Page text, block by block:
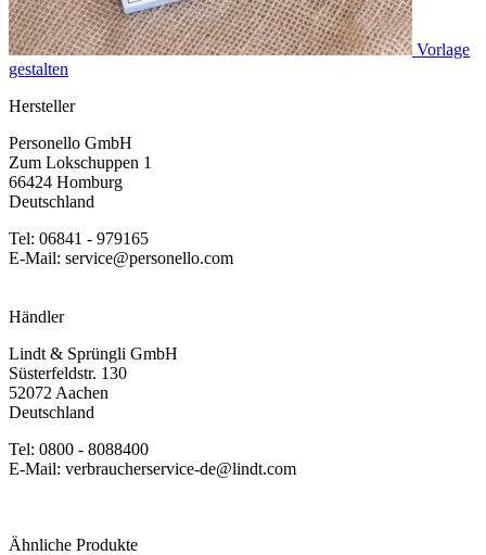
Vorlage
gestalten
Hersteller
Personello GmbH
Zum Lokschuppen 1
66424 Homburg
Deutschland
Tel: 06841 - 979165
E-Mail: service@personello.com
Händler
Lindt & Sprüngli GmbH
Süsterfeldstr. 130
52072 Aachen
Deutschland
Tel: 0800 - 8088400
E-Mail: verbraucherservice-de@lindt.com
Ähnliche Produkte